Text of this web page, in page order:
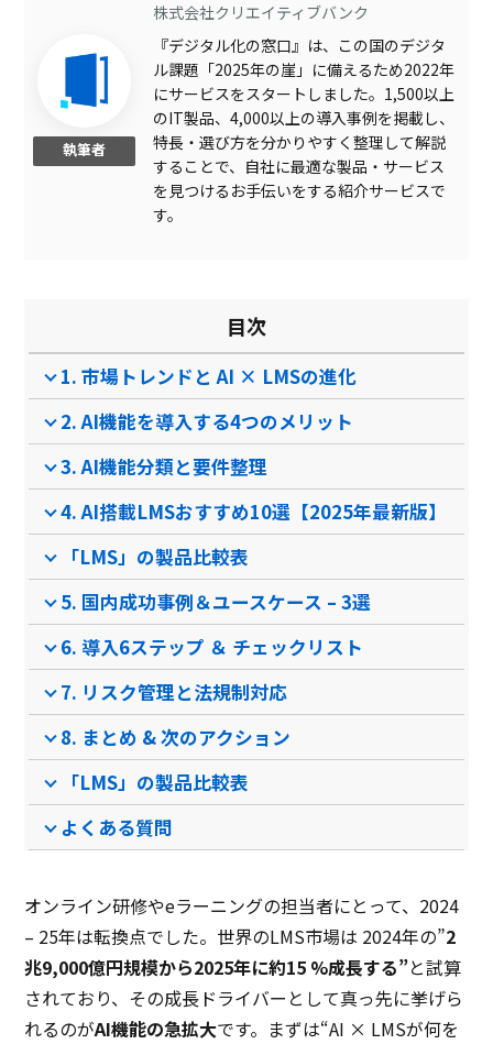
マルチデバイス対応
サービス資料
無料ダウンロード
ソフト種別
タレントパレット（eラー
資料ダウンロード
クラウド型ソフト
PCブラウザ
スマートフォ
ンブラウザ
電話 / メール / チャット
資料ダウンロード
PCブラウザ
ンブラウザiOSアプリ
ンブ
執筆者
株式会社クリエイティブバンク
『デジタル化の窓口』は、この国のデジタ
ル課題「2025年の崖」に備えるため2022年
にサービスをスタートしました。1,500以上
のIT製品、4,000以上の導入事例を掲載し、
特長・選び方を分かりやすく整理して解説
することで、自社に最適な製品・サービス
を見つけるお手伝いをする紹介サービスで
す。
目次
1. 市場トレンドと AI × LMSの進化
2. AI機能を導入する4つのメリット
3. AI機能分類と要件整理
4. AI搭載LMSおすすめ10選【2025年最新版】
「LMS」の製品比較表
5. 国内成功事例＆ユースケース – 3選
6. 導入6ステップ ＆ チェックリスト
7. リスク管理と法規制対応
8. まとめ & 次のアクション
「LMS」の製品比較表
よくある質問
オンライン研修やeラーニングの担当者にとって、2024
– 25年は転換点でした。世界のLMS市場は 2024年の”2
兆9,000億円規模から2025年に約15 %成長する”と試算
されており、その成長ドライバーとして真っ先に挙げら
れるのがAI機能の急拡大です。まずは“AI × LMSが何を